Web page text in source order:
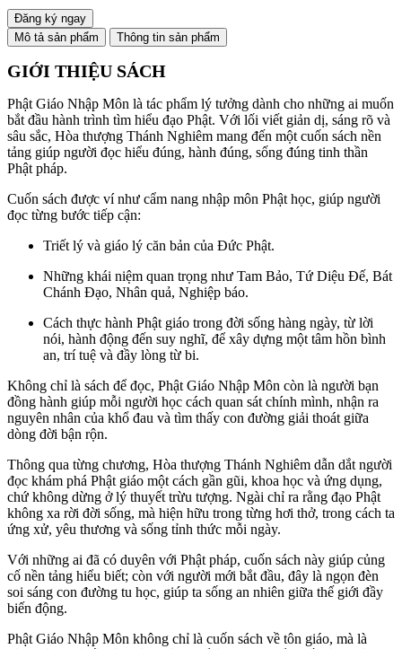
Mô tả sản phẩm Thông tin sản phẩm
GIỚI THIỆU SÁCH
Phật Giáo Nhập Môn là tác phẩm lý tưởng dành cho những ai muốn
bắt đầu hành trình tìm hiểu đạo Phật. Với lối viết giản dị, sáng rõ và
sâu sắc, Hòa thượng Thánh Nghiêm mang đến một cuốn sách nền
tảng giúp người đọc hiểu đúng, hành đúng, sống đúng tinh thần
Phật pháp.
Cuốn sách được ví như cẩm nang nhập môn Phật học, giúp người
đọc từng bước tiếp cận:
Triết lý và giáo lý căn bản của Đức Phật.
Những khái niệm quan trọng như Tam Bảo, Tứ Diệu Đế, Bát
Chánh Đạo, Nhân quả, Nghiệp báo.
Cách thực hành Phật giáo trong đời sống hàng ngày, từ lời
nói, hành động đến suy nghĩ, để xây dựng một tâm hồn bình
an, trí tuệ và đầy lòng từ bi.
Không chỉ là sách để đọc, Phật Giáo Nhập Môn còn là người bạn
đồng hành giúp mỗi người học cách quan sát chính mình, nhận ra
nguyên nhân của khổ đau và tìm thấy con đường giải thoát giữa
dòng đời bận rộn.
Thông qua từng chương, Hòa thượng Thánh Nghiêm dẫn dắt người
đọc khám phá Phật giáo một cách gần gũi, khoa học và ứng dụng,
chứ không dừng ở lý thuyết trừu tượng. Ngài chỉ ra rằng đạo Phật
không xa rời đời sống, mà hiện hữu trong từng hơi thở, trong cách ta
ứng xử, yêu thương và sống tỉnh thức mỗi ngày.
Với những ai đã có duyên với Phật pháp, cuốn sách này giúp củng
cố nền tảng hiểu biết; còn với người mới bắt đầu, đây là ngọn đèn
soi sáng con đường tu học, giúp ta sống an nhiên giữa thế giới đầy
biến động.
Phật Giáo Nhập Môn không chỉ là cuốn sách về tôn giáo, mà là